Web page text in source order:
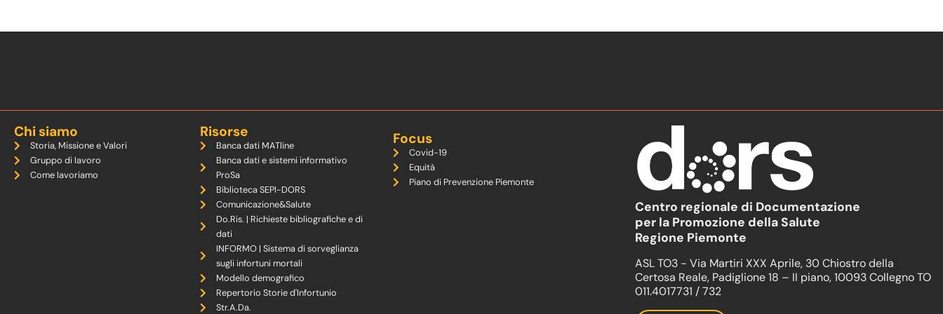
Chi siamo
Storia, Missione e Valori
Gruppo di lavoro
Come lavoriamo
Risorse
Banca dati MATline
Banca dati e sistemi informativo
ProSa
Biblioteca SEPI-DORS
Comunicazione&Salute
Do.Ris. | Richieste bibliografiche e di
dati
INFORMO | Sistema di sorveglianza
sugli infortuni mortali
Modello demografico
Repertorio Storie d'Infortunio
Str.A.Da.
Focus
Covid-19
Equità
Piano di Prevenzione Piemonte
Centro regionale di Documentazione
per la Promozione della Salute
Regione Piemonte
ASL TO3 - Via Martiri XXX Aprile, 30 Chiostro della
Certosa Reale, Padiglione 18 – II piano, 10093 Collegno TO
011.4017731 / 732